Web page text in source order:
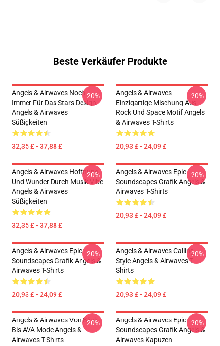
Beste Verkäufer Produkte
Angels & Airwaves Noch
Immer Für Das Stars Design
Angels & Airwaves
Süßigkeiten
32,35 £ - 37,88 £
-20%
Angels & Airwaves
Einzigartige Mischung Aus
Rock Und Space Motif Angels
& Airwaves T-Shirts
20,93 £ - 24,09 £
-20%
Angels & Airwaves Hoffnung
Und Wunder Durch Musik Vibe
Angels & Airwaves
Süßigkeiten
32,35 £ - 37,88 £
-20%
Angels & Airwaves Epic
Soundscapes Grafik Angels &
Airwaves T-Shirts
20,93 £ - 24,09 £
-20%
Angels & Airwaves Epic
Soundscapes Grafik Angels &
Airwaves T-Shirts
20,93 £ - 24,09 £
-20%
Angels & Airwaves Calling
Style Angels & Airwaves T-
Shirts
20,93 £ - 24,09 £
-20%
Angels & Airwaves Von Blink
Bis AVA Mode Angels &
Airwaves T-Shirts
-20%
Angels & Airwaves Epic
Soundscapes Grafik Angels &
Airwaves Kapuzen
-20%